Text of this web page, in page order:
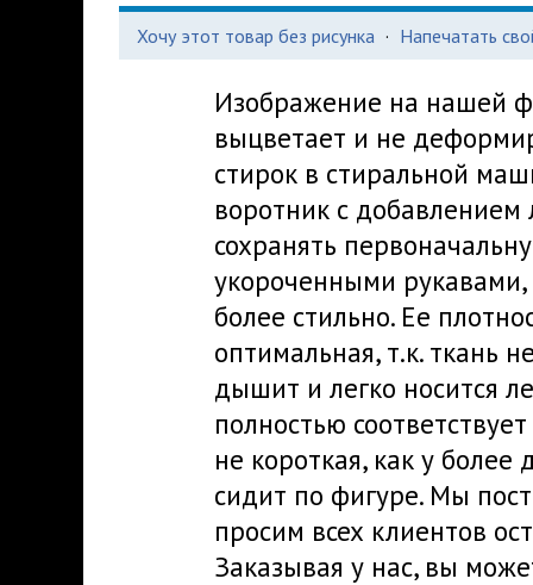
Хочу этот товар без рисунка · Напечатать
Изображение на нашей
выцветает и не
стирок в стиральной
воротник с
сохранять
укороченными
более стильно. Ее
оптимальная, т.к. ткань
дышит и легко носится
полностью
не короткая, как у
сидит по фигуре. Мы
просим всех клиентов
Заказывая у нас, вы